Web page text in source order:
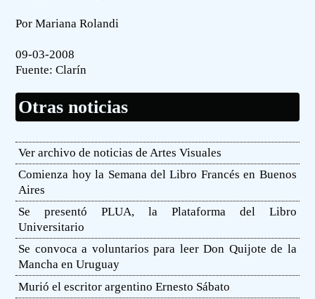
Por Mariana Rolandi
09-03-2008
Fuente:Clarín
Otras noticias
Ver archivo de noticias de Artes Visuales
Comienza hoy la Semana del Libro Francés en Buenos
Aires
Se presentó PLUA, la Plataforma del Libro
Universitario
Se convoca a voluntarios para leer Don Quijote de la
Mancha en Uruguay
Murió el escritor argentino Ernesto Sábato